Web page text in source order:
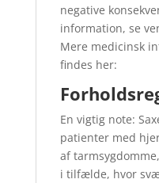
negative
information, se
Mere medicinsk
findes her:
En vigtig note:
patienter med
af
i tilfælde, hvor